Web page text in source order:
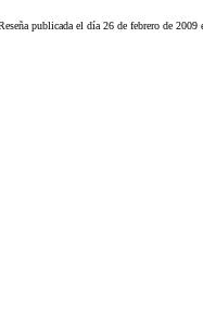
publicada el día 26 de febrero de